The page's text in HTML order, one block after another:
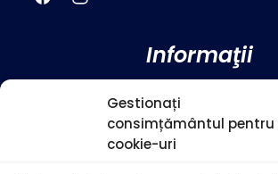
Gestionați
consimțământul pentru
cookie-uri
Informaţii